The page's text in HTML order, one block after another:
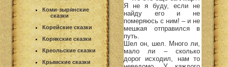
Коми-зырянские
сказки
Корейские сказки
Корякские сказки
Креольские сказки
Крымские сказки
Я не я буду, если не
найду его и не
померяюсь с ним! – и не
мешкая отправился в
путь.
Шел он, шел. Много ли,
мало ли – сколько
дорог исходил, нам то